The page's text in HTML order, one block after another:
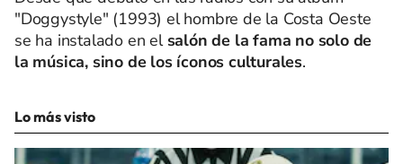
"Doggystyle" (1993) el hombre de la Costa Oeste
se ha instalado en el salón de la fama no solo de
la música, sino de los íconos culturales.
Lo más visto